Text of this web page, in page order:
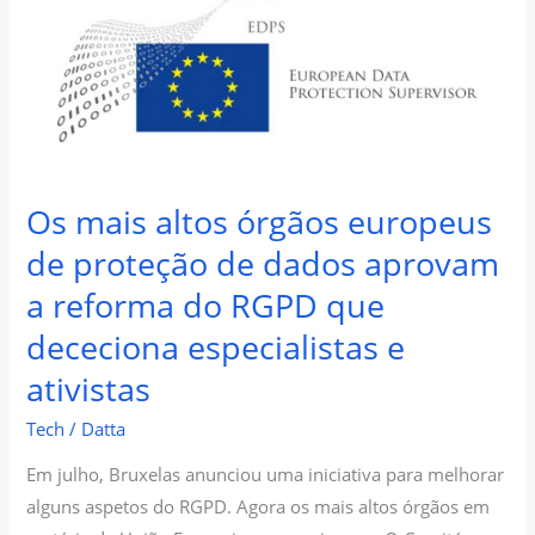
Os mais altos órgãos europeus
de proteção de dados aprovam
a reforma do RGPD que
dececiona especialistas e
ativistas
Tech / Datta
Em julho, Bruxelas anunciou uma iniciativa para melhorar
alguns aspetos do RGPD. Agora os mais altos órgãos em
europeus
proteção
aprovam
a
reforma
do
RGPD
dececiona
especialistas
e
ativistas